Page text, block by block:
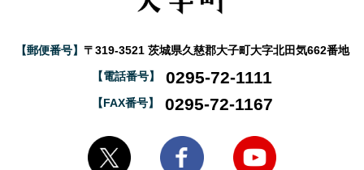
【郵便番号】 〒319-3521 茨城県久慈郡大子町大字北田気662番地
【電話番号】 0295-72-1111
【FAX番号】 0295-72-1167
大子町Twitter 大子町Facebook